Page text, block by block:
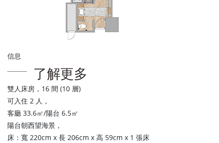
信息
了解更多
雙人床房，16 間 (10 層)
可入住 2 人，
客廳 33.6㎡/陽台 6.5㎡
陽台朝西望海景，
床：寬 220cm x 長 206cm x 高 59cm x 1 張床